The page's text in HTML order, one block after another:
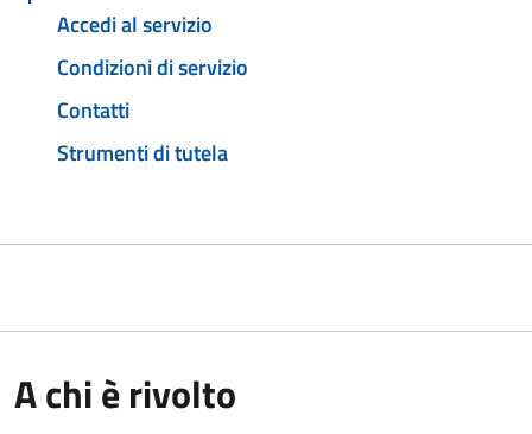
Accedi al servizio
Condizioni di servizio
Contatti
Strumenti di tutela
A chi è rivolto